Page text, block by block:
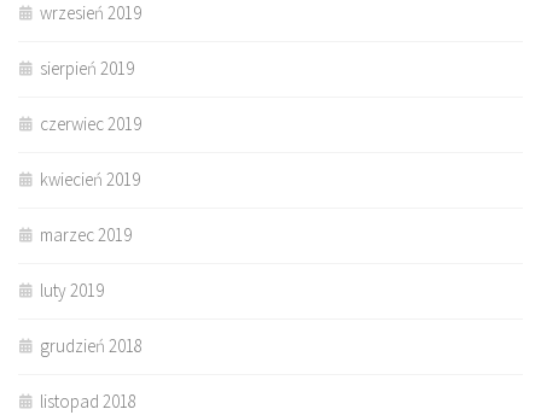
wrzesień 2019
sierpień 2019
czerwiec 2019
kwiecień 2019
marzec 2019
luty 2019
grudzień 2018
listopad 2018